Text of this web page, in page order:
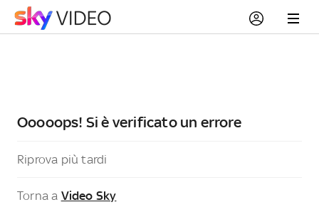
Ooooops! Si è verificato un errore
Riprova più tardi
Torna a Video Sky